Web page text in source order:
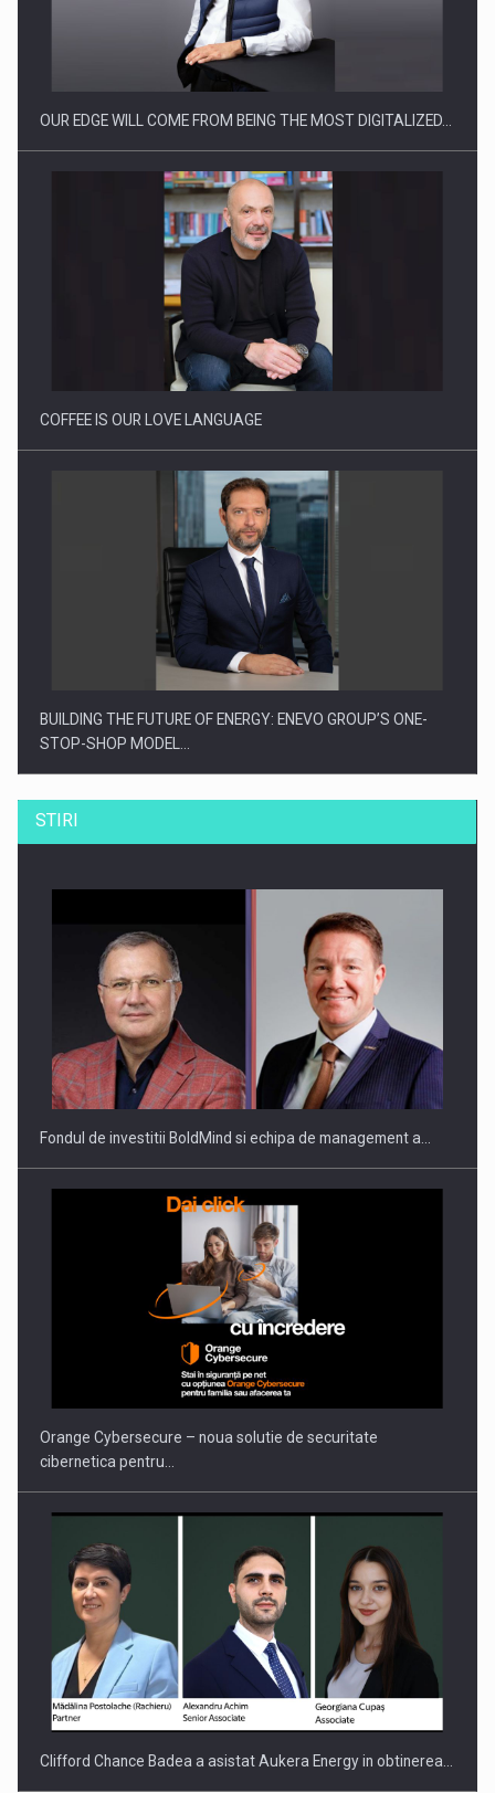
Producatorii si comerciantii care nu se supun noilor
Proteinmaxxing and the Future of Protein Demand
OUR EDGE WILL COME FROM BEING THE MOST DIGITALIZED…
COFFEE IS OUR LOVE LANGUAGE
BUILDING THE FUTURE OF ENERGY: ENEVO GROUP’S ONE-
STOP-SHOP MODEL…
ROOTED IN ROMANIA, BUILT TO DELIVER TECHNOLOGY FOR
THE…
PUTTING ROMANIAN CORPORATE COMPANIES ON THE
INTERNATIONAL BUSINESS SCENE
STIRI
Fondul de investitii BoldMind si echipa de management a…
Orange Cybersecure – noua solutie de securitate
cibernetica pentru…
Clifford Chance Badea a asistat Aukera Energy in obtinerea…